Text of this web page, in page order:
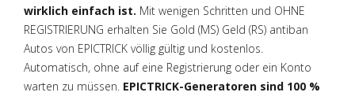
wirklich einfach ist. Mit wenigen Schritten und OHNE
REGISTRIERUNG erhalten Sie Gold (MS) Geld (RS) antiban
Autos von EPICTRICK völlig gültig und kostenlos.
Automatisch, ohne auf eine Registrierung oder ein Konto
warten zu müssen. EPICTRICK-Generatoren sind 100 %